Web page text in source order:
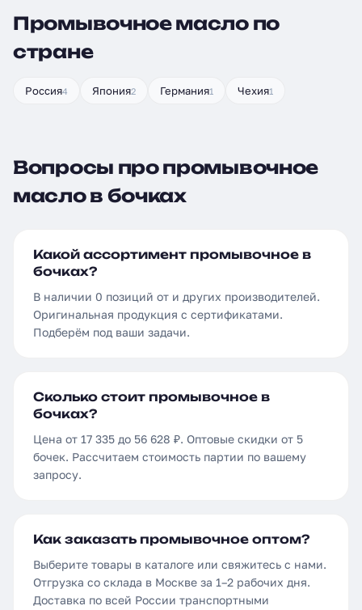
Промывочное масло по
стране
Россия4 Япония2 Германия1 Чехия1
Вопросы про промывочное
масло в бочках
Какой ассортимент промывочное в
бочках?
В наличии 0 позиций от и других производителей.
Оригинальная продукция с сертификатами.
Подберём под ваши задачи.
Сколько стоит промывочное в
бочках?
Цена от 17 335 до 56 628 ₽. Оптовые скидки от 5
бочек. Рассчитаем стоимость партии по вашему
запросу.
Как заказать промывочное оптом?
Выберите товары в каталоге или свяжитесь с нами.
Отгрузка со склада в Москве за 1–2 рабочих дня.
Доставка по всей России транспортными